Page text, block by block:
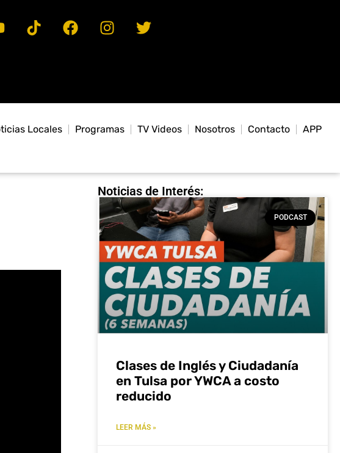
Locales Programas TV Videos Nosotros Contacto APP
Noticias de Interés:
PODCAST
Clases de Inglés y Ciudadanía
en Tulsa por YWCA a costo
reducido
LEER MÁS »